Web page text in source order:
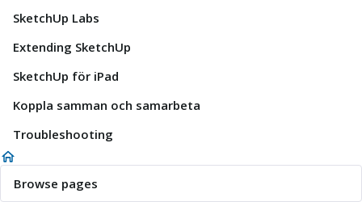
SketchUp Labs
Extending SketchUp
SketchUp för iPad
Koppla samman och samarbeta
Troubleshooting
Browse pages